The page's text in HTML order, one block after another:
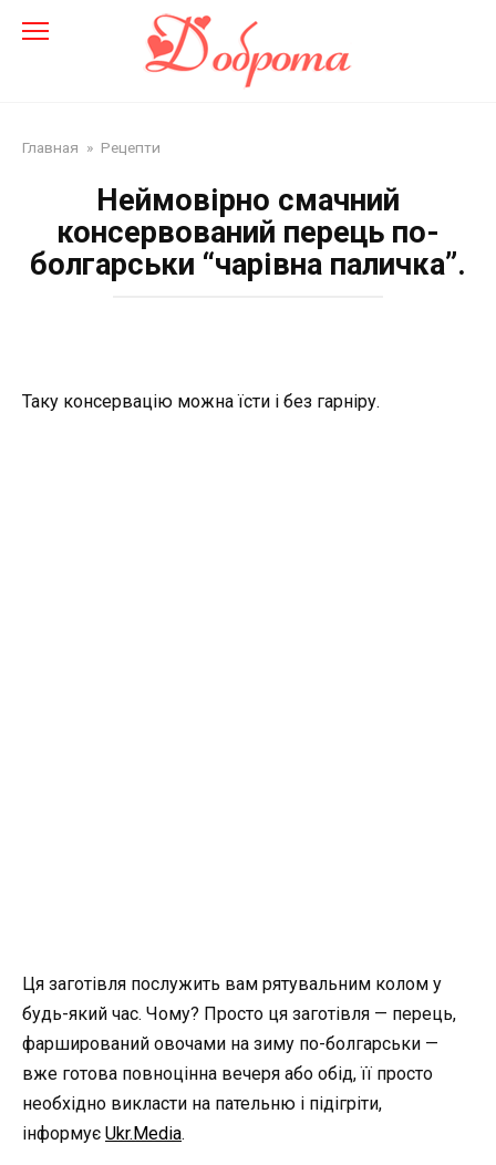
Главная » Рецепти
Неймовірно смачний
консервований перець по-
болгарськи “чарівна паличка”.
Таку консервацію можна їсти і без гарніру.
Ця заготівля послужить вам рятувальним колом у
будь-який час. Чому? Просто ця заготівля — перець,
фарширований овочами на зиму по-болгарськи —
вже готова повноцінна вечеря або обід, її просто
необхідно викласти на пательню і підігріти,
інформує Ukr.Media.